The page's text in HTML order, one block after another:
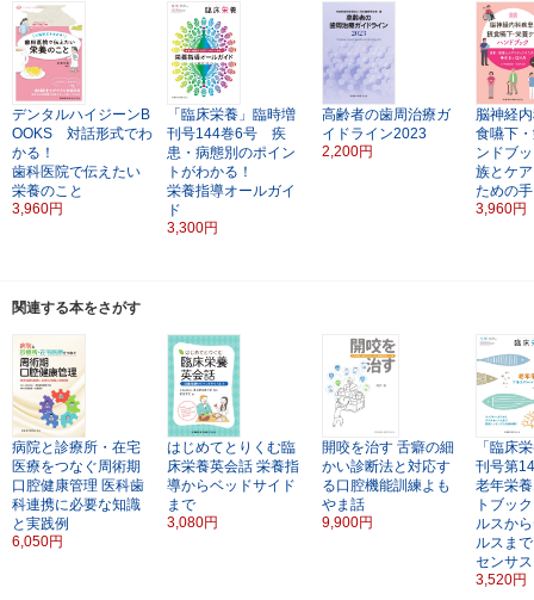
デンタルハイジーンB
OOKS 対話形式でわ
かる！
歯科医院で伝えたい
栄養のこと
3,960円
「臨床栄養」臨時増
刊号144巻6号 疾
患・病態別のポイン
トがわかる！
栄養指導オールガイ
ド
3,300円
高齢者の歯周治療ガ
イドライン2023
2,200円
脳神経
食嚥下
ンドブ
族とケ
ための
3,960円
関連する本をさがす
病院と診療所・在宅
医療をつなぐ周術期
口腔健康管理 医科歯
科連携に必要な知識
と実践例
6,050円
はじめてとりくむ臨
床栄養英会話 栄養指
導からベッドサイド
まで
3,080円
開咬を治す 舌癖の細
かい診断法と対応す
る口腔機能訓練よも
やま話
9,900円
「臨床
刊号第
老年栄
トブック
ルスか
ルスま
センサ
3,520円